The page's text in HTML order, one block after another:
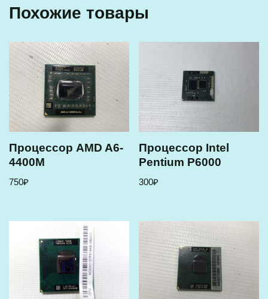
Похожие товары
Процессор AMD A6-
4400M
750₽
Процессор Intel
Pentium P6000
300₽